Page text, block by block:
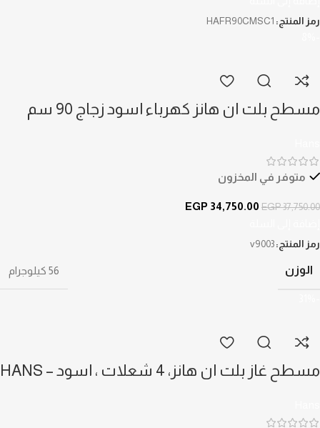
رمز المنتج: HAFR90CMSC1
مسطح بلت ان هانز كهرباء اسود زجاج 90 سم
متوفر في المخزون
EGP37,750.00
EGP 34,750.00
رمز المنتج: v9003
الوزن 56 كيلوجرام
مسطح غاز بلت ان هانز، 4 شعلات ، اسود – HANS